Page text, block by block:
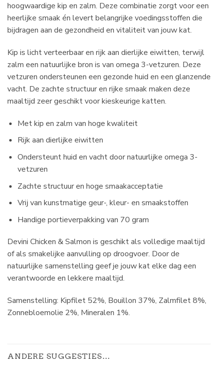
hoogwaardige kip en zalm. Deze combinatie zorgt voor een
heerlijke smaak én levert belangrijke voedingsstoffen die
bijdragen aan de gezondheid en vitaliteit van jouw kat.
Kip is licht verteerbaar en rijk aan dierlijke eiwitten, terwijl
zalm een natuurlijke bron is van omega 3-vetzuren. Deze
vetzuren ondersteunen een gezonde huid en een glanzende
vacht. De zachte structuur en rijke smaak maken deze
maaltijd zeer geschikt voor kieskeurige katten.
Met kip en zalm van hoge kwaliteit
Rijk aan dierlijke eiwitten
Ondersteunt huid en vacht door natuurlijke omega 3-
vetzuren
Zachte structuur en hoge smaakacceptatie
Vrij van kunstmatige geur-, kleur- en smaakstoffen
Handige portieverpakking van 70 gram
Devini Chicken & Salmon is geschikt als volledige maaltijd
of als smakelijke aanvulling op droogvoer. Door de
natuurlijke samenstelling geef je jouw kat elke dag een
verantwoorde en lekkere maaltijd.
Samenstelling: Kipfilet 52%, Bouillon 37%, Zalmfilet 8%,
Zonnebloemolie 2%, Mineralen 1%.
ANDERE SUGGESTIES…